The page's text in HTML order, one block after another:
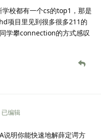
校都有一个cs的top1，那是
项目里见到很多很多211的
学攀connection的方式感叹
已编辑
说明你能快速地解薛定谔方